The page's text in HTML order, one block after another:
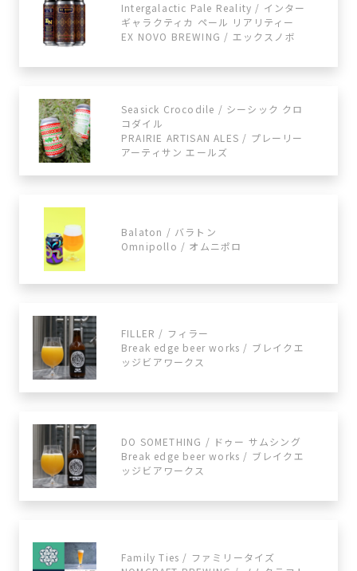
Intergalactic Pale Reality / インター
ギャラクティカ ペール リアリティー
EX NOVO BREWING / エックスノボ
Seasick Crocodile / シーシック クロ
コダイル
PRAIRIE ARTISAN ALES / プレーリー
アーティサン エールズ
Balaton / バラトン
Omnipollo / オムニポロ
FILLER / フィラー
Break edge beer works / ブレイクエ
ッジビアワークス
DO SOMETHING / ドゥー サムシング
Break edge beer works / ブレイクエ
ッジビアワークス
Family Ties / ファミリータイズ